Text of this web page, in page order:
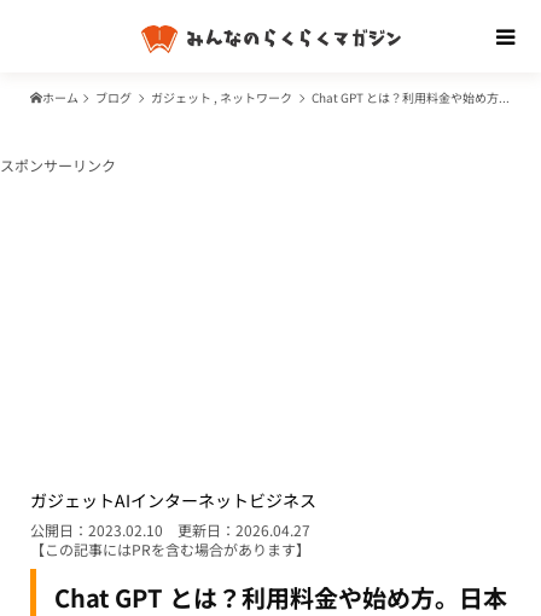
ホーム ブログ ガジェット , ネットワーク Chat GPT とは？利用料金や始め方。日本語でも使える！セキュリティ・情報漏洩の危険は？
スポンサーリンク
ガジェットAIインターネット ビジネス
Chat GPT とは？利用料金や始め方。日本
公開日：2023.02.10
更新日：2026.04.27
【この記事にはPRを含む場合があります】